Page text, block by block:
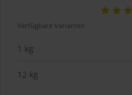
Verfügbare Varianten
1 kg
12 kg